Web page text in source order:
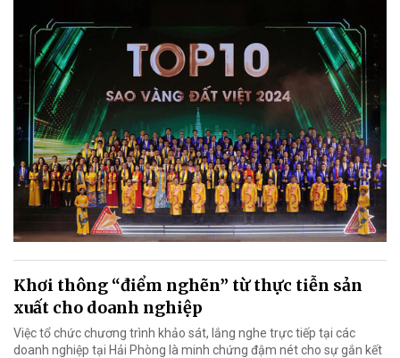
Khơi thông “điểm nghẽn” từ thực tiễn sản
xuất cho doanh nghiệp
Việc tổ chức chương trình khảo sát, lắng nghe trực tiếp tại các
doanh nghiệp tại Hải Phòng là minh chứng đậm nét cho sự gắn kết